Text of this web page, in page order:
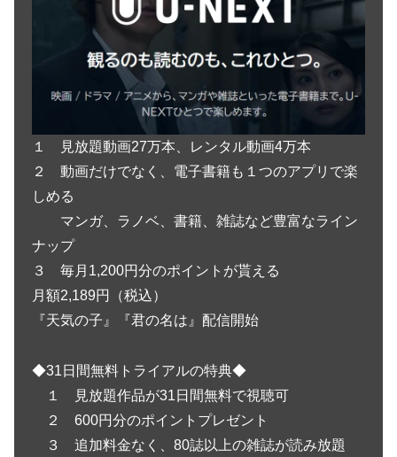
１ 見放題動画27万本、レンタル動画4万本
２ 動画だけでなく、電子書籍も１つのアプリで楽
しめる
マンガ、ラノベ、書籍、雑誌など豊富なライン
ナップ
３ 毎月1,200円分のポイントが貰える
月額2,189円（税込）
『天気の子』『君の名は』配信開始
◆31日間無料トライアルの特典◆
１ 見放題作品が31日間無料で視聴可
２ 600円分のポイントプレゼント
３ 追加料金なく、80誌以上の雑誌が読み放題